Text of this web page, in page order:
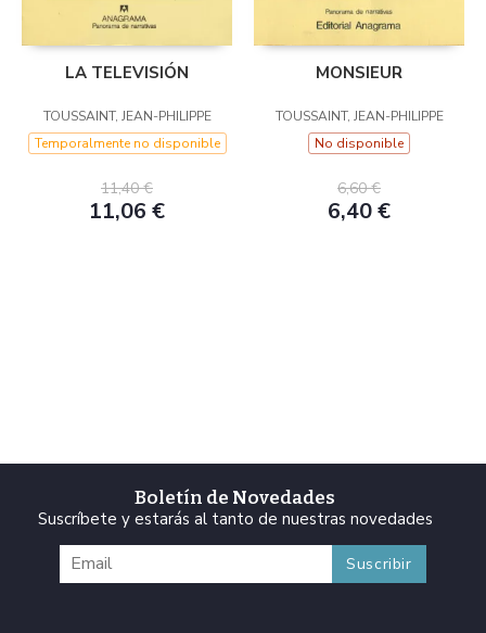
LA TELEVISIÓN
TOUSSAINT, JEAN-PHILIPPE
Temporalmente no disponible
11,40 €
11,06 €
MONSIEUR
TOUSSAINT, JEAN-PHILIPPE
No disponible
6,60 €
6,40 €
Boletín de Novedades
Suscríbete y estarás al tanto de nuestras novedades